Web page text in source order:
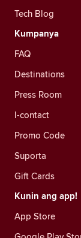
Tech Blog
Kumpanya
FAQ
Destinations
Press Room
I-contact
Promo Code
Suporta
Gift Cards
Kunin ang app!
App Store